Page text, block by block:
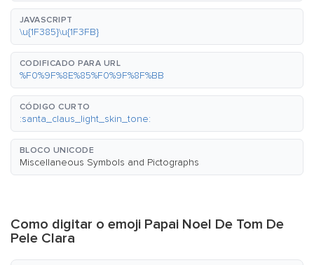
JAVASCRIPT
\u{1F385}\u{1F3FB}
CODIFICADO PARA URL
%F0%9F%8E%85%F0%9F%8F%BB
CÓDIGO CURTO
:santa_claus_light_skin_tone:
BLOCO UNICODE
Miscellaneous Symbols and Pictographs
Como digitar o emoji Papai Noel De Tom De
Pele Clara